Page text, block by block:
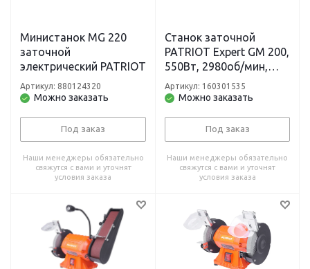
Министанок MG 220
заточной
электрический PATRIOT
Можно заказать
Артикул: 880124320
Под заказ
Наши менеджеры обязательно
свяжутся с вами и уточнят
условия заказа
Станок заточной
PATRIOT Expert GM 200,
550Вт, 2980об/мин,
200мм диск, А36/А60
зерн, посадочный 16
адаптер на круги 32 мм
Можно заказать
Артикул: 160301535
Под заказ
Наши менеджеры обязательно
свяжутся с вами и уточнят
условия заказа